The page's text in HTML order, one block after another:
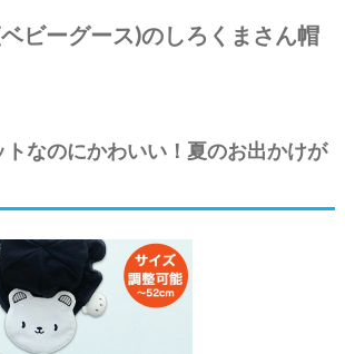
ビーグース)のしろくまさん帽
なのにかわいい！夏のお出かけが